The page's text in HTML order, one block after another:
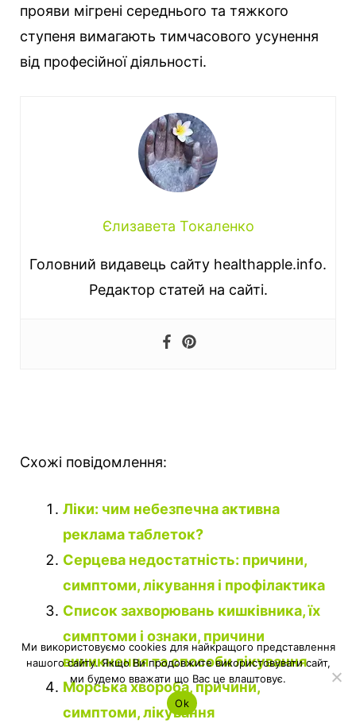
прояви мігрені середнього та тяжкого
ступеня вимагають тимчасового усунення
від професійної діяльності.
Єлизавета Токаленко
Головний видавець сайту healthapple.info.
Редактор статей на сайті.
Схожі повідомлення:
Ліки: чим небезпечна активна
реклама таблеток?
Серцева недостатність: причини,
симптоми, лікування і профілактика
Список захворювань кишківника, їх
симптоми і ознаки, причини
виникнення та способи лікування
Морська хвороба, причини,
симптоми, лікування
Ми використовуємо cookies для найкращого представлення
нашого сайту. Якщо Ви продовжите використовувати сайт,
ми будемо вважати що Вас це влаштовує.
Ok